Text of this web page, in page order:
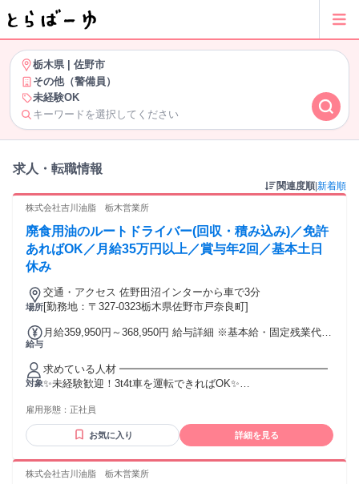
栃木県| 佐野市
その他（警備員）
未経験OK
キーワードを選択してください
求人・転職情報
関連度順 新着順
株式会社吉川油脂 栃木営業所
廃食用油のルートドライバー(回収・積み込み)／免許
あればOK／月給35万円以上／賞与年2回／基本土日
休み
場所
交通・アクセス 佐野田沼インターから車で3分
[勤務地：〒327-0323栃木県佐野市戸奈良町]
給与
月給359,950円～368,950円 給与詳細 ※基本給・固定残業代・
1ヶ月あたり10万9950円（固定残業時間：1ヶ月あたり60時
間） 固定残業時間を超えた勤務時間については別途残業代を
支給する 【一律手当】 全員に一律で支払われる通勤・皆勤・
家族手当金額：あり 1ヶ月あたり1000円 〜 1万円 全員に一律
ります ※詳細に関しては 面接時に何でもお聞きください！
【本社・栃木営業所のドライバー】 └月給35万8950円 【埼玉
営業所のドライバー】 └月給39万252円 ⭐昇給あり └前年度実
対象
求めている人材 ━━━━━━━━━━━━━━━━━━━━
✨未経験歓迎！3t4t車を運転できればOK✨
境に転職したい！」 「運転が好きだからそれを仕事にした
い！」 など、ぜひご応募ください◎ 【必須条件】 ✅普通運転
免許 （平成19年改正前取得の場合） ✅準中型自動車免許もし
得の場合） 【歓迎条件】 ⏩配送ドライバーの経験者 ⏩細かい
雇用形態： 正社員
お気に入り 詳細を見る
株式会社吉川油脂 栃木営業所